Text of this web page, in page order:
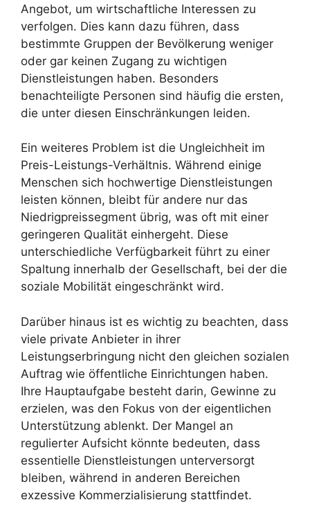
Angebot, um wirtschaftliche Interessen zu
verfolgen. Dies kann dazu führen, dass
bestimmte Gruppen der Bevölkerung weniger
oder gar keinen Zugang zu wichtigen
Dienstleistungen haben. Besonders
benachteiligte Personen sind häufig die ersten,
die unter diesen Einschränkungen leiden.
Ein weiteres Problem ist die Ungleichheit im
Preis-Leistungs-Verhältnis. Während einige
Menschen sich hochwertige Dienstleistungen
leisten können, bleibt für andere nur das
Niedrigpreissegment übrig, was oft mit einer
geringeren Qualität einhergeht. Diese
unterschiedliche Verfügbarkeit führt zu einer
Spaltung innerhalb der Gesellschaft, bei der die
soziale Mobilität eingeschränkt wird.
Darüber hinaus ist es wichtig zu beachten, dass
viele private Anbieter in ihrer
Leistungserbringung nicht den gleichen sozialen
Auftrag wie öffentliche Einrichtungen haben.
Ihre Hauptaufgabe besteht darin, Gewinne zu
erzielen, was den Fokus von der eigentlichen
Unterstützung ablenkt. Der Mangel an
regulierter Aufsicht könnte bedeuten, dass
essentielle Dienstleistungen unterversorgt
bleiben, während in anderen Bereichen
exzessive Kommerzialisierung stattfindet.